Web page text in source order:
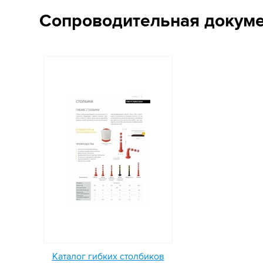
Сопроводительная
Каталог гибких столбиков